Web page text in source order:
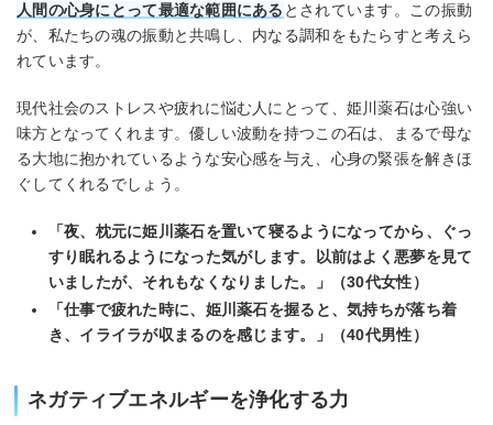
人間の心身にとって最適な範囲にある とされています。この振動
が、私たちの魂の振動と共鳴し、内なる調和をもたらすと考えら
れています。
現代社会のストレスや疲れに悩む人にとって、姫川薬石は心強い
味方となってくれます。優しい波動を持つこの石は、まるで母な
る大地に抱かれているような安心感を与え、心身の緊張を解きほ
ぐしてくれるでしょう。
「夜、枕元に姫川薬石を置いて寝るようになってから、ぐっ
すり眠れるようになった気がします。以前はよく悪夢を見て
いましたが、それもなくなりました。」（30代女性）
「仕事で疲れた時に、姫川薬石を握ると、気持ちが落ち着
き、イライラが収まるのを感じます。」（40代男性）
ネガティブエネルギーを浄化する力